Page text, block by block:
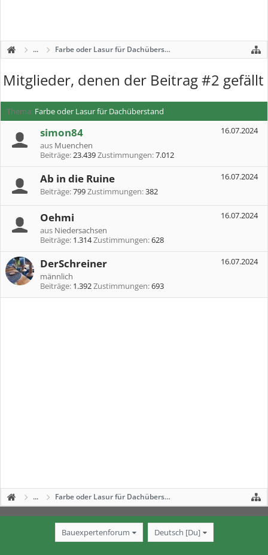
... Farbe oder Lasur für Dachüberstand
Mitglieder, denen der Beitrag #2 gefällt
Thema: Farbe oder Lasur für Dachüberstand
16.07.2024
simon84
aus Muenchen
Beiträge:23.439Zustimmungen:7.012
16.07.2024
Ab in die Ruine
Beiträge:799Zustimmungen:382
16.07.2024
Oehmi
aus Niedersachsen
Beiträge: 1.314Zustimmungen:628
16.07.2024
DerSchreiner
männlich
Beiträge: 1.392Zustimmungen:693
... Farbe oder Lasur für Dachüberstand
Bauexpertenforum Deutsch [Du]